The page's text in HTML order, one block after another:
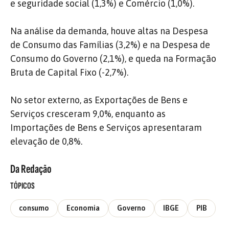
e seguridade social (1,3%) e Comércio (1,0%).
Na análise da demanda, houve altas na Despesa
de Consumo das Famílias (3,2%) e na Despesa de
Consumo do Governo (2,1%), e queda na Formação
Bruta de Capital Fixo (-2,7%).
No setor externo, as Exportações de Bens e
Serviços cresceram 9,0%, enquanto as
Importações de Bens e Serviços apresentaram
elevação de 0,8%.
Da Redação
TÓPICOS
consumo Economia Governo IBGE PIB